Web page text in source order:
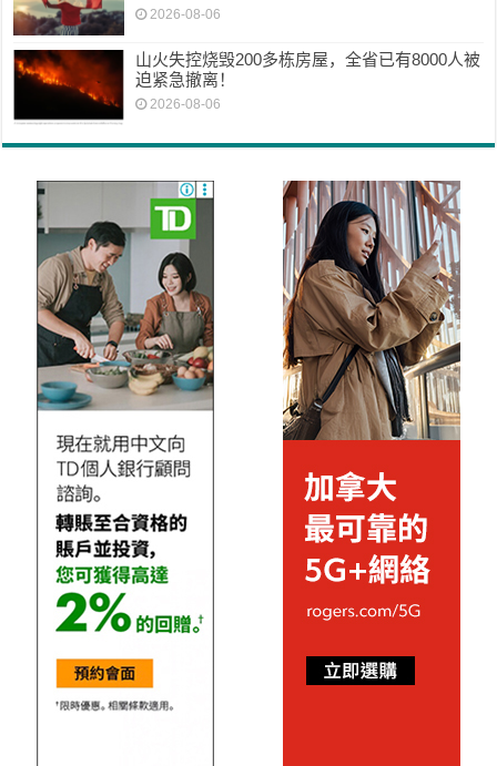
2026-08-06
山火失控烧毁200多栋房屋，全省已有8000人被
迫紧急撤离！
2026-08-06